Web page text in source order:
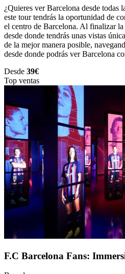
¿Quieres ver Barcelona desde todas
este tour tendrás la oportunidad de
el centro de Barcelona. Al finalizar
desde donde tendrás unas vistas
de la mejor manera posible,
desde donde podrás ver Barcelona
Desde 39€
Top ventas
F.C Barcelona Fans: